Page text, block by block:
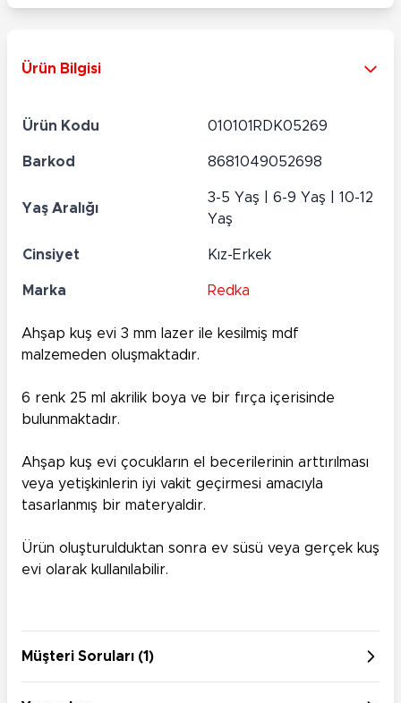
Ürün Bilgisi
Ürün Kodu 010101RDK05269
Barkod 8681049052698
Yaş Aralığı
3-5 Yaş | 6-9 Yaş | 10-12
Yaş
Cinsiyet Kız-Erkek
Marka Redka
Ahşap kuş evi 3 mm lazer ile kesilmiş mdf
malzemeden oluşmaktadır.
6 renk 25 ml akrilik boya ve bir fırça içerisinde
bulunmaktadır.
Ahşap kuş evi çocukların el becerilerinin arttırılması
veya yetişkinlerin iyi vakit geçirmesi amacıyla
tasarlanmış bir materyaldir.
Ürün oluşturulduktan sonra ev süsü veya gerçek kuş
evi olarak kullanılabilir.
Müşteri Soruları (1)